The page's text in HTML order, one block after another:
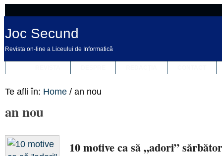
Joc Secund
Revista on-line a Liceului de Informatică
Te afli în: Home / an nou
an nou
10 motive ca să „adori”